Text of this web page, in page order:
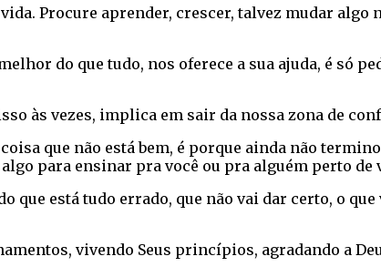
Procure aprender, crescer, talvez mudar algo
do que tudo, nos oferece a sua ajuda, é só
às vezes, implica em sair da nossa zona de
que não está bem, é porque ainda não
para ensinar pra você ou pra alguém perto de
está tudo errado, que não vai dar certo, o
vivendo Seus princípios, agradando a